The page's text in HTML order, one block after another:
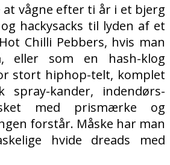
at vågne efter ti år i et bjerg
hackysacks til lyden af et
Chilli Pebbers, hvis man
eller som en hash-klog
stort hiphop-telt, komplet
kander, indendørs-
med prismærke og
forstår. Måske har man
hvide dreads med